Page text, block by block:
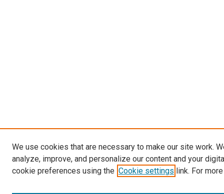
We use cookies that are necessary to make our site work.
analyze, improve, and personalize our content and your
cookie preferences using the Cookie settings link. For